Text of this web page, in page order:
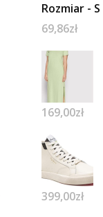
Rozmiar - S
69,86zł
169,00zł
399,00zł